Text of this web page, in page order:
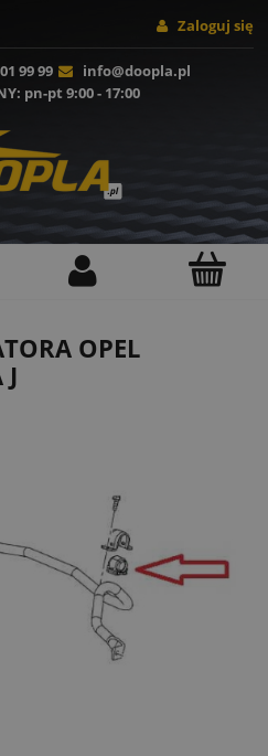
Zaloguj się
99 99
info@doopla.pl
: pn-pt 9:00 - 17:00
OPEL